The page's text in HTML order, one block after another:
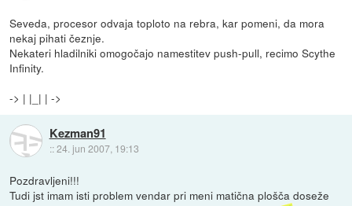
Seveda, procesor odvaja toploto na rebra, kar pomeni, da mora
nekaj pihati čeznje.
Nekateri hladilniki omogočajo namestitev push-pull, recimo Scythe
Infinity.
-> | |_| | ->
Kezman91
::24. jun 2007, 19:13
Pozdravljeni!!!
Tudi jst imam isti problem vendar pri meni matična plošča doseže